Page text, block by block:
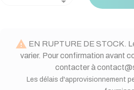
 EN RUPTURE DE STOCK.
varier. Pour confirmation avant
contacter à
Les délais d'approvisionnement